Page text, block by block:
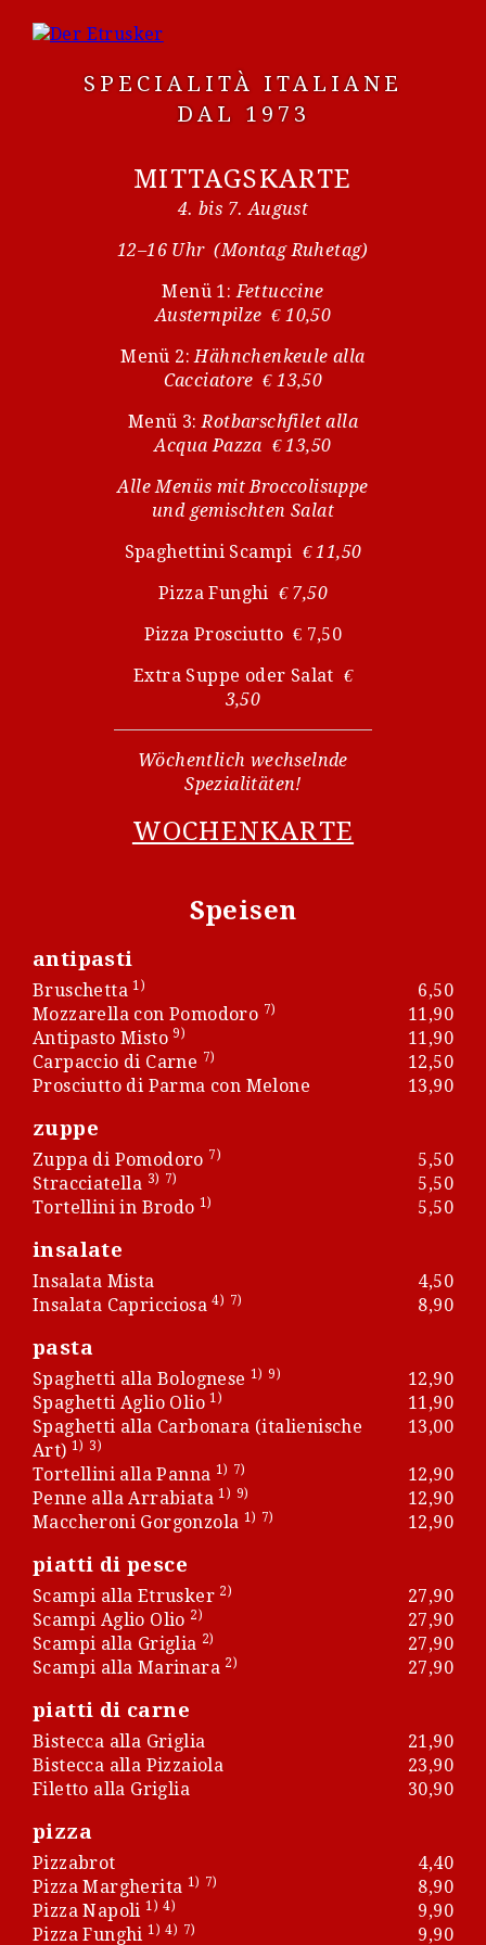
SPECIALITÀ ITALIANE
DAL 1973
MITTAGSKARTE
4. bis 7. August
12–16 Uhr (Montag Ruhetag)
Menü 1: Fettuccine
Austernpilze € 10,50
Menü 2: Hähnchenkeule alla
Cacciatore € 13,50
Menü 3: Rotbarschfilet alla
Acqua Pazza € 13,50
Alle Menüs mit Broccolisuppe
und gemischten Salat
Spaghettini Scampi € 11,50
Pizza Funghi € 7,50
Pizza Prosciutto € 7,50
Extra Suppe oder Salat €
3,50
Wöchentlich wechselnde
Spezialitäten!
WOCHENKARTE
Speisen
antipasti
Bruschetta 1)
6,50
Mozzarella con Pomodoro 7)
11,90
Antipasto Misto9)
11,90
Carpaccio di Carne 7)
12,50
Prosciutto di Parma con Melone
13,90
zuppe
Zuppa di Pomodoro 7)
5,50
Stracciatella 3) 7)
5,50
Tortellini in Brodo 1) 5,50
insalate
Insalata Mista
4,50
Insalata Capricciosa4) 7) 8,90
pasta
Spaghetti alla Bolognese 1) 9)
12,90
Spaghetti Aglio Olio 1)
11,90
Spaghetti alla Carbonara (italienische
Art) 1) 3)
13,00
Tortellini alla Panna 1) 7)
12,90
Penne alla Arrabiata 1) 9)
12,90
Maccheroni Gorgonzola 1) 7) 12,90
piatti di pesce
Scampi alla Etrusker 2)
27,90
Scampi Aglio Olio 2)
27,90
Scampi alla Griglia 2)
27,90
Scampi alla Marinara 2) 27,90
piatti di carne
Bistecca alla Griglia
21,90
Bistecca alla Pizzaiola
23,90
Filetto alla Griglia
30,90
pizza
Pizzabrot
4,40
Pizza Margherita 1) 7)
8,90
Pizza Napoli 1) 4)
9,90
Pizza Funghi 1) 4) 7) 9,90